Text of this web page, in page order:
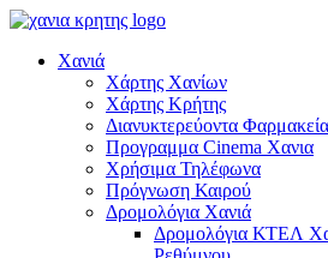
Χανιά
Χάρτης Χανίων
Χάρτης Κρήτης
Διανυκτερεύοντα
Προγραμμα Cinema Χανια
Χρήσιμα Τηλέφωνα
Πρόγνωση Καιρού
Δρομολόγια Χανιά
Δρομολόγια ΚΤΕΛ